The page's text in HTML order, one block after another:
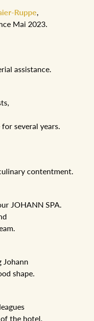
Ruppe,
Mai 2023.
assistance.
several years.
contentment.
JOHANN SPA.
Johann
shape.
the hotel.